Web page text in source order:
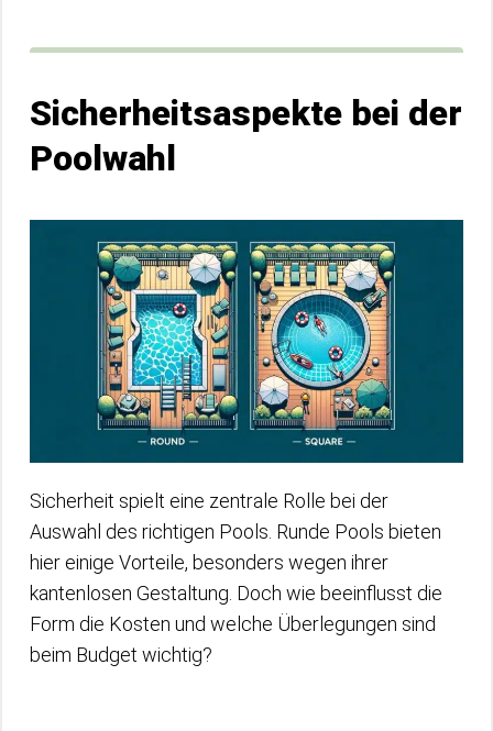
Sicherheitsaspekte bei der
Poolwahl
Sicherheit spielt eine zentrale Rolle bei der
Auswahl des richtigen Pools. Runde Pools bieten
hier einige Vorteile, besonders wegen ihrer
kantenlosen Gestaltung. Doch wie beeinflusst die
Form die Kosten und welche Überlegungen sind
beim Budget wichtig?